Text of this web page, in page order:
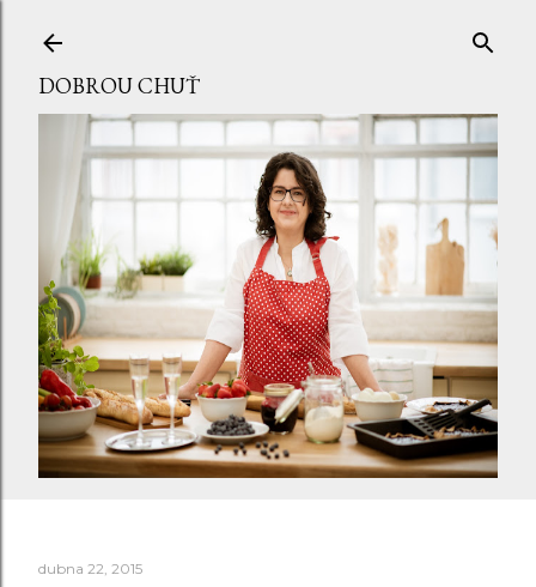
DOBROU CHUŤ
dubna 22, 2015